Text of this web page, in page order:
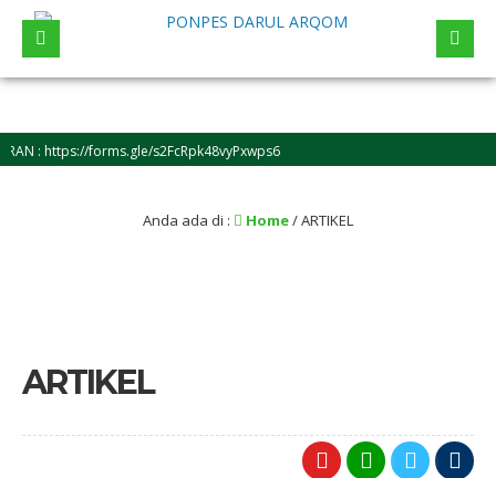
s2FcRpk48vyPxwps6
Anda ada di : Home/ARTIKEL
ARTIKEL